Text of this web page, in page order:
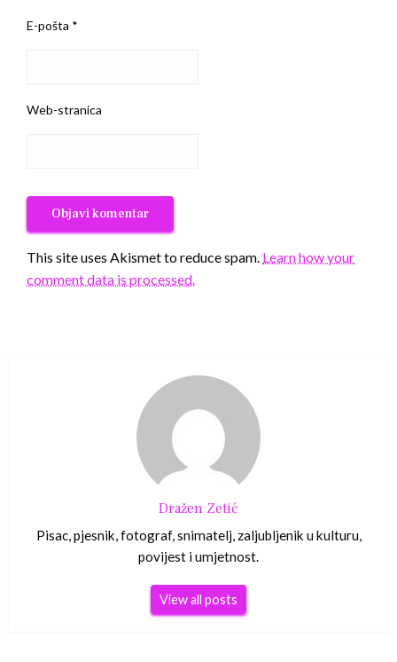
E-pošta *
Web-stranica
This site uses Akismet to reduce spam. Learn how your
comment data is processed.
Dražen Zetić
Pisac, pjesnik, fotograf, snimatelj, zaljubljenik u kulturu,
povijest i umjetnost.
View all posts